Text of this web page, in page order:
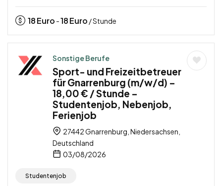
18Euro -18Euro / Stunde
Sonstige Berufe
Sport- und Freizeitbetreuer
für Gnarrenburg (m/w/d) –
18,00 € / Stunde –
Studentenjob, Nebenjob,
Ferienjob
27442 Gnarrenburg, Niedersachsen,
Deutschland
03/08/2026
Studentenjob